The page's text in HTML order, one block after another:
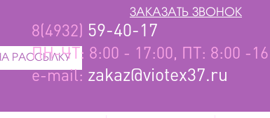
РАССЫЛКУ
8(4932) 59-40-17
ПН-ЧТ: 8:00 - 17:00, ПТ: 8:00 -
e-mail: zakaz@viotex37.ru
ЗАКАЗАТЬ ЗВОНОК